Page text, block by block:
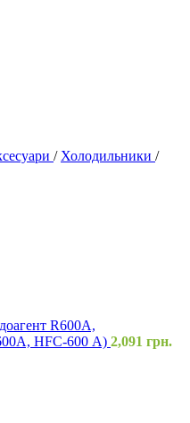
/ Холодильники /
R600A,
HFC-600 А) 2,091 грн.